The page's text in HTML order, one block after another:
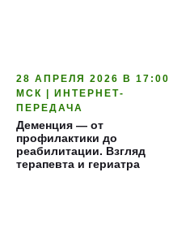
28 АПРЕЛЯ 2026 В 17:00
МСК | ИНТЕРНЕТ-
ПЕРЕДАЧА
Деменция — от
профилактики до
реабилитации. Взгляд
терапевта и гериатра